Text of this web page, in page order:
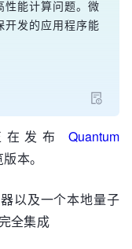
性能计算问题。微
开发的应用程序能
在发布 Quantum
本。
以及一个本地量子
全集成